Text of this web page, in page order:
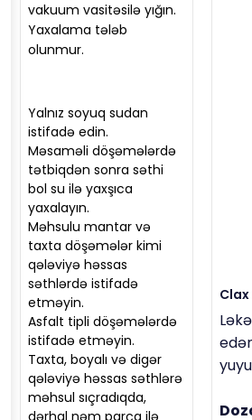
vakuum vasitəsilə yığın.
Yaxalama tələb
olunmur.
Yalnız soyuq sudan
istifadə edin.
Məsaməli döşəmələrdə
tətbiqdən sonra səthi
bol su ilə yaxşıca
yaxalayın.
Məhsulu mantar və
taxta döşəmələr kimi
qələviyə həssas
səthlərdə istifadə
etməyin.
Asfalt tipli döşəmələrdə
istifadə etməyin.
Taxta, boyalı və digər
qələviyə həssas səthlərə
məhsul sıçradıqda,
dərhal nəm parça ilə
Clax